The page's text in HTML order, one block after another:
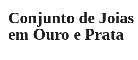
Conjunto de
em Ouro e Prata